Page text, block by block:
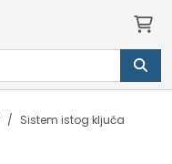
Sistem istog ključa